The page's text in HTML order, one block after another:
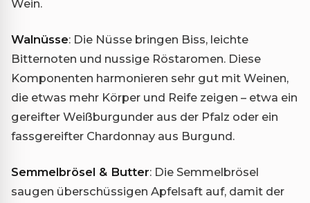
Wein.
Walnüsse: Die Nüsse bringen Biss, leichte
Bitternoten und nussige Röstaromen. Diese
Komponenten harmonieren sehr gut mit Weinen,
die etwas mehr Körper und Reife zeigen – etwa ein
gereifter Weißburgunder aus der Pfalz oder ein
fassgereifter Chardonnay aus Burgund.
Semmelbrösel & Butter: Die Semmelbrösel
saugen überschüssigen Apfelsaft auf, damit der